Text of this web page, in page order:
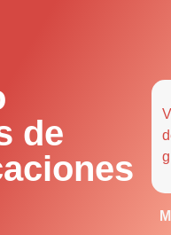
de